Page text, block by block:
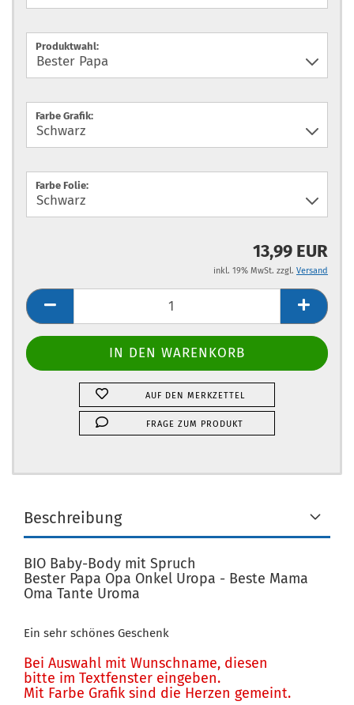
Produktwahl:
Farbe Grafik:
Farbe Folie:
13,99 EUR
inkl. 19% MwSt. zzgl. Versand
AUF DEN MERKZETTEL
FRAGE ZUM PRODUKT
Beschreibung
BIO Baby-Body mit Spruch
Bester Papa Opa Onkel Uropa - Beste Mama
Oma Tante Uroma
Ein sehr schönes Geschenk
Bei Auswahl mit Wunschname, diesen
bitte im Textfenster eingeben.
Mit Farbe Grafik sind die Herzen gemeint.